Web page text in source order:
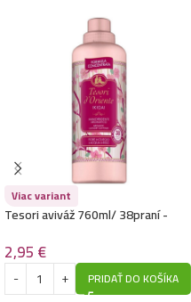
Viac variant
Tesori aviváž 760ml/ 38praní -
2,95€
PRIDAŤ DO KOŠÍKA